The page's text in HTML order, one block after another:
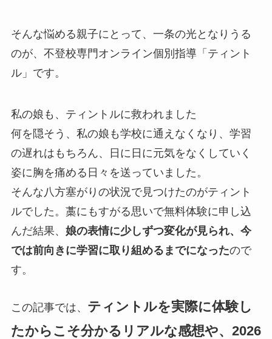
そんな悩める親子にとって、一条の光となりうる
のが、不登校専門オンライン個別指導「ティント
ル」です。
私の娘も、ティントルに救われました
何を隠そう、私の娘も学校に通えなくなり、学習
の遅れはもちろん、日に日に元気をなくしていく
姿に胸を痛める日々を送っていました。
そんな八方塞がりの状況で見つけたのがティント
ルでした。藁にもすがる思いで無料体験に申し込
んだ結果、 娘の表情に少しずつ変化が見られ、今
では前向きに学習に取り組めるまでになったので
す。
この記事では、 ティントルを実際に体験し
たからこそ分かるリアルな感想や、2026